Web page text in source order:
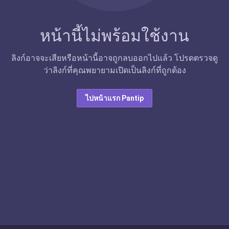
หน้านี้ไม่พร้อมใช้งาน
ลิงก์อาจจะเสียหรือหน้านี้อาจถูกลบออกไปแล้ว โปรดตรวจดู
ว่าลิงก์ที่คุณพยายามเปิดเป็นลิงก์ที่ถูกต้อง
ไปหน้าแรก Pantip